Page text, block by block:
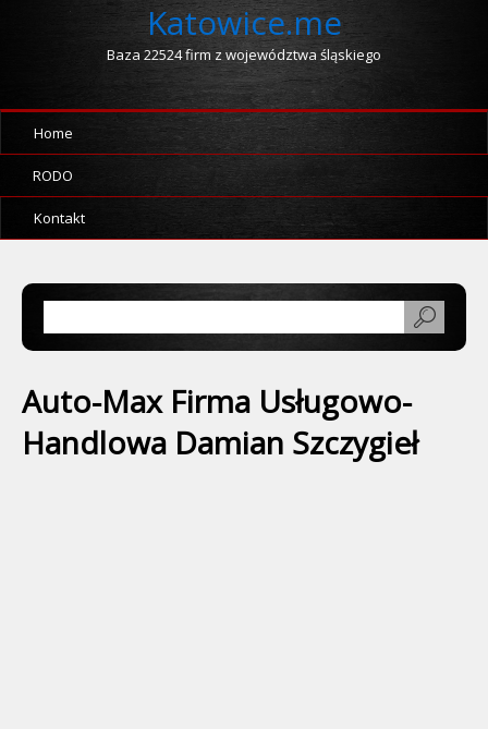
Katowice.me
Baza 22524 firm z województwa śląskiego
Home
RODO
Kontakt
Auto-Max Firma Usługowo-
Handlowa Damian Szczygieł